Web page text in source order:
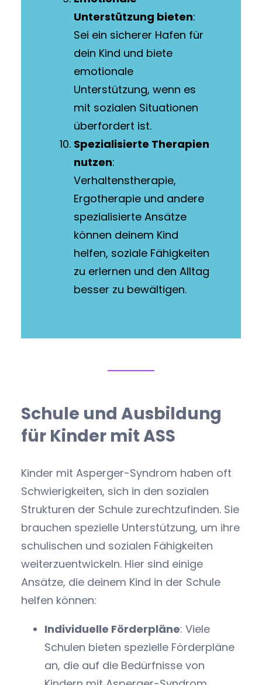
Unterstützung bieten:
Sei ein sicherer Hafen für
dein Kind und biete
emotionale
Unterstützung, wenn es
mit sozialen Situationen
überfordert ist.
Spezialisierte Therapien
nutzen:
Verhaltenstherapie,
Ergotherapie und andere
spezialisierte Ansätze
können deinem Kind
helfen, soziale Fähigkeiten
zu erlernen und den Alltag
besser zu bewältigen.
Schule und Ausbildung
für Kinder mit ASS
Kinder mit Asperger-Syndrom haben oft
Schwierigkeiten, sich in den sozialen
Strukturen der Schule zurechtzufinden. Sie
brauchen spezielle Unterstützung, um ihre
schulischen und sozialen Fähigkeiten
weiterzuentwickeln. Hier sind einige
Ansätze, die deinem Kind in der Schule
helfen können:
Individuelle Förderpläne: Viele
Schulen bieten spezielle Förderpläne
an, die auf die Bedürfnisse von